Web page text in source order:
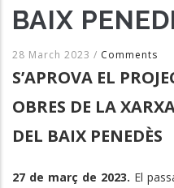
BAIX
28 March 2023 / Comments
S’APROVA EL
OBRES DE LA
DEL BAIX PENEDÈS
27 de març de 2023. El